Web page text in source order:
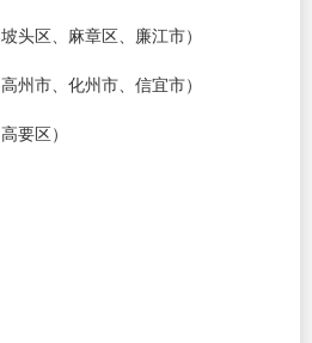
头区、麻章区、廉江市）
州市、化州市、信宜市）
要区）